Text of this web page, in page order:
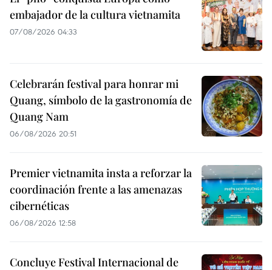
embajador de la cultura vietnamita
07/08/2026 04:33
Celebrarán festival para honrar mi
Quang, símbolo de la gastronomía de
Quang Nam
06/08/2026 20:51
Premier vietnamita insta a reforzar la
coordinación frente a las amenazas
cibernéticas
06/08/2026 12:58
Concluye Festival Internacional de